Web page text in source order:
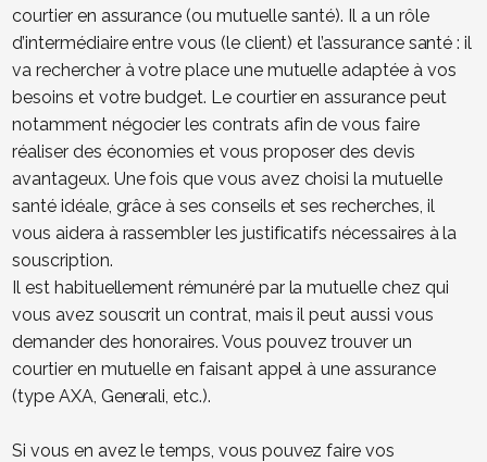
courtier en assurance (ou mutuelle santé). Il a un rôle
d’intermédiaire entre vous (le client) et l’assurance santé : il
va rechercher à votre place une mutuelle adaptée à vos
besoins et votre budget. Le courtier en assurance peut
notamment négocier les contrats afin de vous faire
réaliser des économies et vous proposer des devis
avantageux. Une fois que vous avez choisi la mutuelle
santé idéale, grâce à ses conseils et ses recherches, il
vous aidera à rassembler les justificatifs nécessaires à la
souscription.
Il est habituellement rémunéré par la mutuelle chez qui
vous avez souscrit un contrat, mais il peut aussi vous
demander des honoraires. Vous pouvez trouver un
courtier en mutuelle en faisant appel à une assurance
(type AXA, Generali, etc.).
Si vous en avez le temps, vous pouvez faire vos